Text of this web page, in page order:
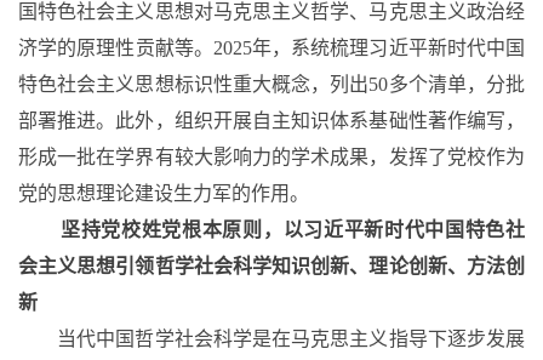
国特色社会主义思想对马克思主义哲学、马克思主义政治经
济学的原理性贡献等。2025年，系统梳理习近平新时代中国
特色社会主义思想标识性重大概念，列出50多个清单，分批
部署推进。此外，组织开展自主知识体系基础性著作编写，
形成一批在学界有较大影响力的学术成果，发挥了党校作为
党的思想理论建设生力军的作用。
坚持党校姓党根本原则，以习近平新时代中国特色社
会主义思想引领哲学社会科学知识创新、理论创新、方法创
新
当代中国哲学社会科学是在马克思主义指导下逐步发展